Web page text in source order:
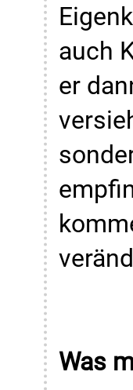
auch
er
Was